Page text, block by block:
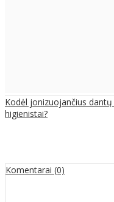
Kodėl jonizuojančius
higienistai?
Komentarai (0)